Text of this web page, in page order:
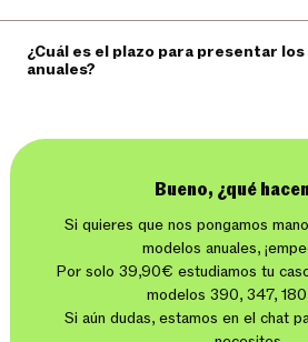
¿Cuál es el plazo para presentar
anuales?
Bueno, ¿qué
Si quieres que nos pongamos
modelos anuales,
Por solo 39,90€ estudiamos tu
modelos 390, 347,
Si aún dudas, estamos en el chat